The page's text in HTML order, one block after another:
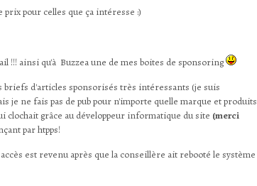
pour celles que ça intéresse :)
!!! ainsi qu'à Buzzea une de mes boites de sponsoring
briefs d'articles sponsorisés très intéressants (je suis
je ne fais pas de pub pour n'importe quelle marque et produits
clochait grâce au développeur informatique du site (merci
par htpps!
est revenu après que la conseillère ait rebooté le système